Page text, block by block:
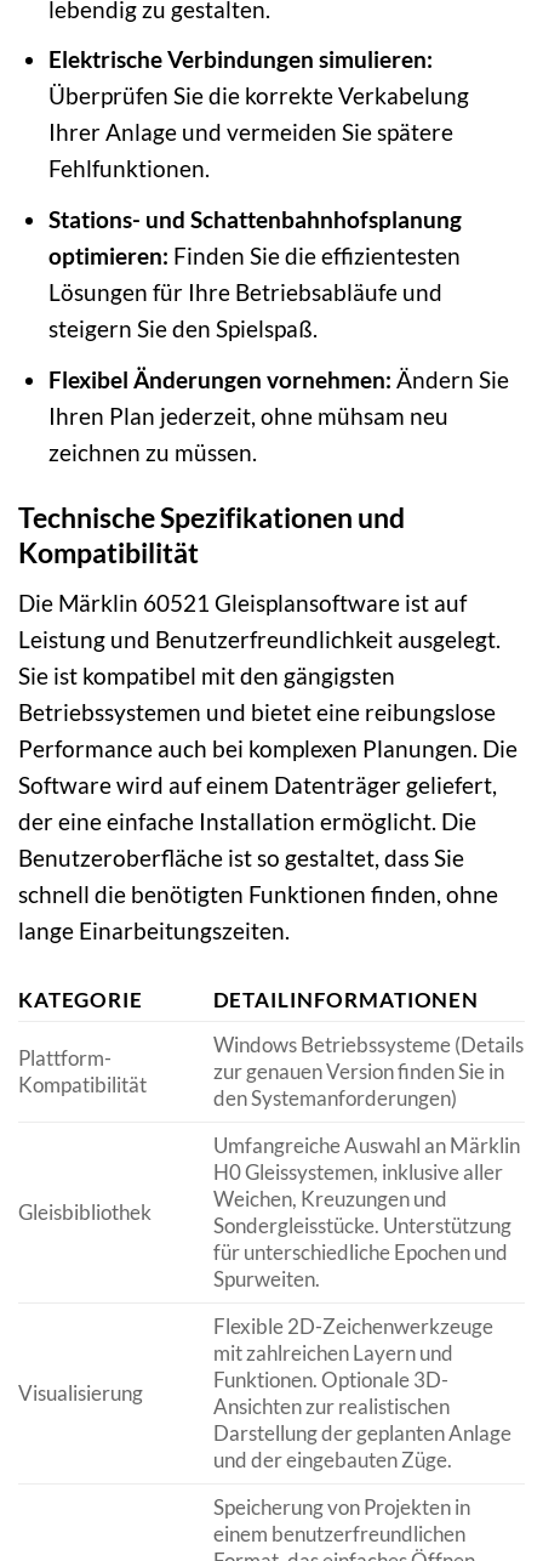
lebendig zu gestalten.
Elektrische Verbindungen simulieren:
Überprüfen Sie die korrekte Verkabelung
Ihrer Anlage und vermeiden Sie spätere
Fehlfunktionen.
Stations- und Schattenbahnhofsplanung
optimieren: Finden Sie die effizientesten
Lösungen für Ihre Betriebsabläufe und
steigern Sie den Spielspaß.
Flexibel Änderungen vornehmen: Ändern Sie
Ihren Plan jederzeit, ohne mühsam neu
zeichnen zu müssen.
Technische Spezifikationen und
Kompatibilität
Die Märklin 60521 Gleisplansoftware ist auf
Leistung und Benutzerfreundlichkeit ausgelegt.
Sie ist kompatibel mit den gängigsten
Betriebssystemen und bietet eine reibungslose
Performance auch bei komplexen Planungen. Die
Software wird auf einem Datenträger geliefert,
der eine einfache Installation ermöglicht. Die
Benutzeroberfläche ist so gestaltet, dass Sie
schnell die benötigten Funktionen finden, ohne
lange Einarbeitungszeiten.
KATEGORIE DETAILINFORMATIONEN
Plattform-
Kompatibilität
Windows Betriebssysteme (Details
zur genauen Version finden Sie in
den Systemanforderungen)
Gleisbibliothek
Umfangreiche Auswahl an Märklin
H0 Gleissystemen, inklusive aller
Weichen, Kreuzungen und
Sondergleisstücke. Unterstützung
für unterschiedliche Epochen und
Spurweiten.
Visualisierung
Flexible 2D-Zeichenwerkzeuge
mit zahlreichen Layern und
Funktionen. Optionale 3D-
Ansichten zur realistischen
Darstellung der geplanten Anlage
und der eingebauten Züge.
Speicherung von Projekten in
einem benutzerfreundlichen